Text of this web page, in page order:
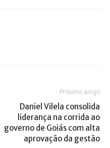
Próximo artigo
Daniel Vilela consolida
liderança na corrida ao
governo de Goiás com alta
aprovação da gestão